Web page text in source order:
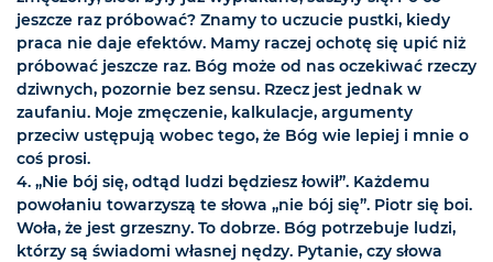
jeszcze raz próbować? Znamy to uczucie pustki, kiedy
praca nie daje efektów. Mamy raczej ochotę się upić niż
próbować jeszcze raz. Bóg może od nas oczekiwać rzeczy
dziwnych, pozornie bez sensu. Rzecz jest jednak w
zaufaniu. Moje zmęczenie, kalkulacje, argumenty
przeciw ustępują wobec tego, że Bóg wie lepiej i mnie o
coś prosi.
4. „Nie bój się, odtąd ludzi będziesz łowił”. Każdemu
powołaniu towarzyszą te słowa „nie bój się”. Piotr się boi.
Woła, że jest grzeszny. To dobrze. Bóg potrzebuje ludzi,
którzy są świadomi własnej nędzy. Pytanie, czy słowa